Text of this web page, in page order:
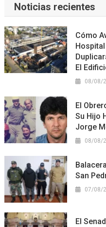
Noticias recientes
Cómo
El
08/08/
El
Su Hijo
Jorge
08/08/
San
07/08/
El